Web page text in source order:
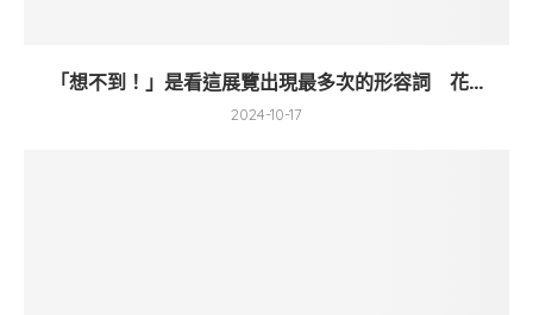
「想不到！」是看這展覽出現最多次的形容詞 花...
2024-10-17